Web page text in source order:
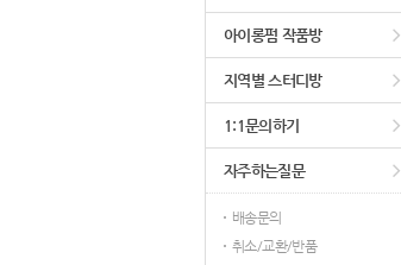
아이롱펌 작품방
지역별 스터디방
1:1문의하기
자주하는질문
배송문의
취소/교환/반품